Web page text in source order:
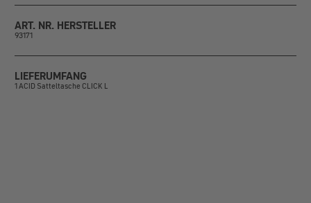
ART. NR. HERSTELLER
93171
LIEFERUMFANG
1 ACID Satteltasche CLICK L